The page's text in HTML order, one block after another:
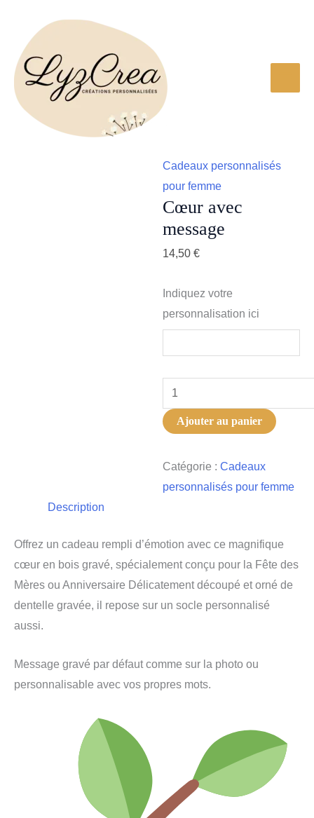
contenu
Cadeaux personnalisés
pour femme
Cœur avec
message
14,50€
Indiquez votre
personnalisation ici
quantité
de
Cœur
message
Ajouter au panier
Catégorie :Cadeaux
personnalisés pour femme
Description
Offrez un cadeau rempli d’émotion avec ce magnifique
cœur en bois gravé, spécialement conçu pour la Fête des
Mères ou Anniversaire Délicatement découpé et orné de
dentelle gravée, il repose sur un socle personnalisé
aussi.
Message gravé par défaut comme sur la photo ou
personnalisable avec vos propres mots.